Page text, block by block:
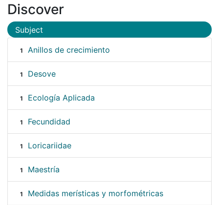
Discover
Subject
1 Anillos de crecimiento
1 Desove
1 Ecología Aplicada
1 Fecundidad
1 Loricariidae
1 Maestría
1 Medidas merísticas y morfométricas